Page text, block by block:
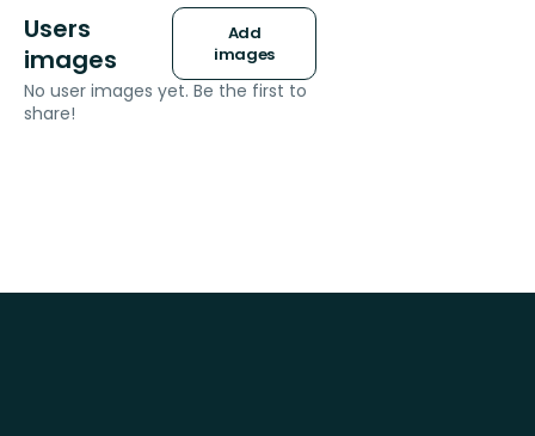
Users
images
Add
images
No user images yet. Be the first to
share!